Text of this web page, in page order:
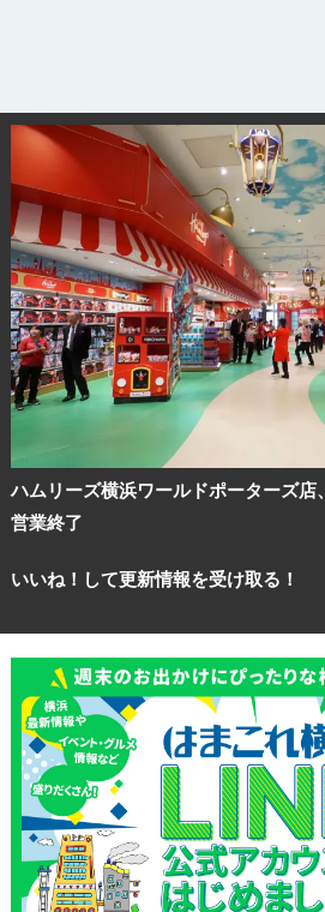
ハムリーズ横浜ワールドポーターズ店
営業終了
いいね！して更新情報を受け取る！